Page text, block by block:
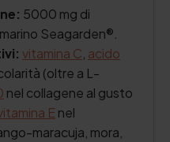
5000 mg di
Seagarden®.
vitamina C, acido
(oltre a L-
nel collagene al gusto
E nel
maracuja, mora,